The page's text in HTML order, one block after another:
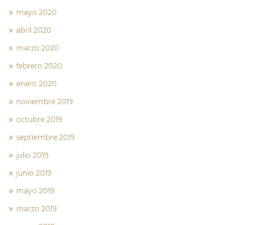
mayo 2020
abril 2020
marzo 2020
febrero 2020
enero 2020
noviembre 2019
octubre 2019
septiembre 2019
julio 2019
junio 2019
mayo 2019
marzo 2019